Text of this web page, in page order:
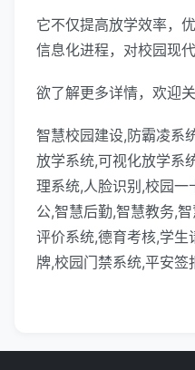
它不仅提高放学效率，
信息化进程，对校园现
欲了解更多详情，欢迎关
智慧校园建设,防霸凌系
放学系统,可视化放学系
理系统,人脸识别,校园
公,智慧后勤,智慧教务,
评价系统,德育考核,学生
牌,校园门禁系统,平安